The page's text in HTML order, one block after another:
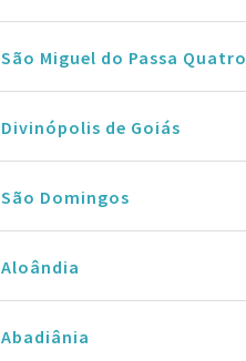
São Miguel do Passa Quatro
Divinópolis de Goiás
São Domingos
Aloândia
Abadiânia